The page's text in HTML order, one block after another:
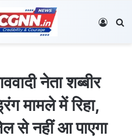
Log In
नेता शब्बीर
मामले में रिहा,
से नहीं आ पाएगा